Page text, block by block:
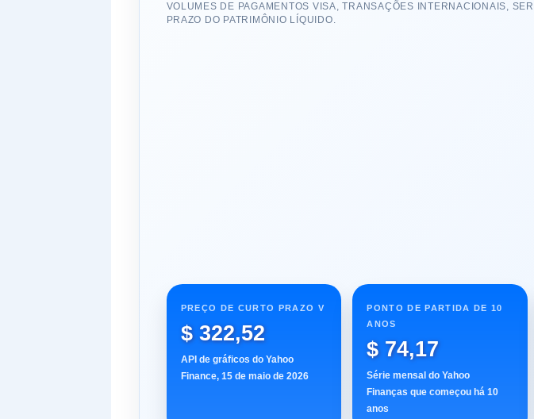
VOLUMES DE PAGAMENTOS VISA, TRANSAÇÕES INTERNACIONAIS,
PRAZO DO PATRIMÔNIO LÍQUIDO.
PREÇO DE CURTO PRAZO V
$ 322,52
API de gráficos do Yahoo
Finance, 15 de maio de 2026
PONTO DE PARTIDA DE 10
ANOS
$ 74,17
Série mensal do Yahoo
Finanças que começou há 10
anos